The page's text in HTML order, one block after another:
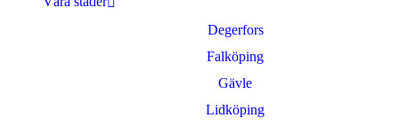
Degerfors
Falköping
Gävle
Lidköping